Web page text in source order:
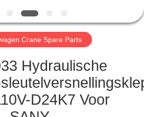
Crane Spare Parts
Hydraulische
D24K7 Voor